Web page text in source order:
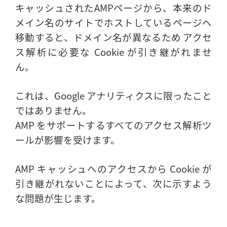
キャッシュされたAMPページから、本来のド
メイン名のサイトでホストしているページへ
移動すると、ドメイン名が異なるため アクセ
ス解析に必要な Cookie が引き継がれませ
ん。
これは、Google アナリティクスに限ったこと
ではありません。
AMP をサポートするすべてのアクセス解析ツ
ールが影響を受けます。
AMP キャッシュへのアクセスから Cookie が
引き継がれないことによって、次に示すよう
な問題が生じます。